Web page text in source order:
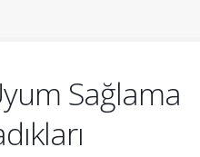
Sağlama